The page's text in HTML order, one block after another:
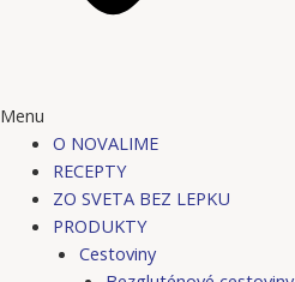
Menu
O NOVALIME
RECEPTY
ZO SVETA BEZ LEPKU
PRODUKTY
Cestoviny